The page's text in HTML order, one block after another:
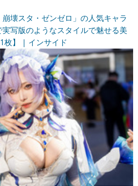
崩壊スタ・ゼンゼロ」の人気キャラ
写版のようなスタイルで魅せる美
枚】 | インサイド